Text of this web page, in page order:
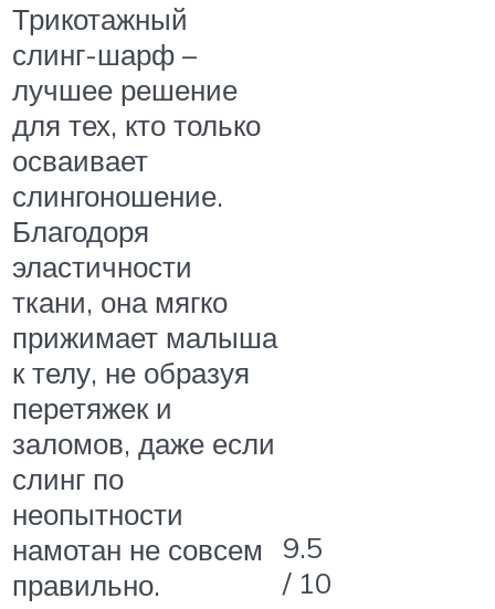
Трикотажный
слинг-шарф –
лучшее решение
для тех, кто только
осваивает
слингоношение.
Благодоря
эластичности
ткани, она мягко
прижимает малыша
к телу, не образуя
перетяжек и
заломов, даже если
слинг по
неопытности
намотан не совсем
правильно.
9.5
/ 10